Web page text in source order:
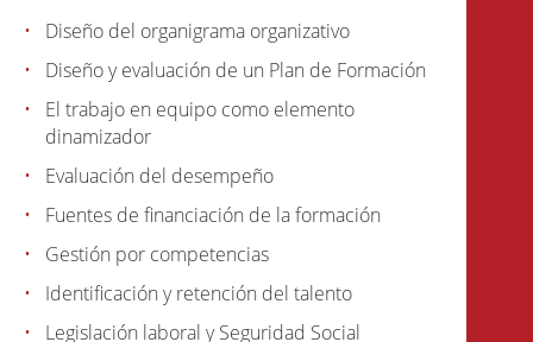
Diseño del organigrama organizativo
Diseño y evaluación de un Plan de Formación
El trabajo en equipo como elemento
dinamizador
Evaluación del desempeño
Fuentes de financiación de la formación
Gestión por competencias
Identificación y retención del talento
Legislación laboral y Seguridad Social